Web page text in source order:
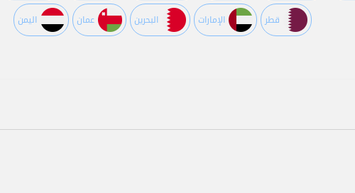
قطر اﻹمارات البحرين عمان اليمن